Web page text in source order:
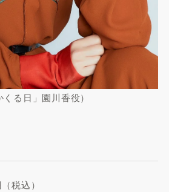
る日」園川香役）
税込）